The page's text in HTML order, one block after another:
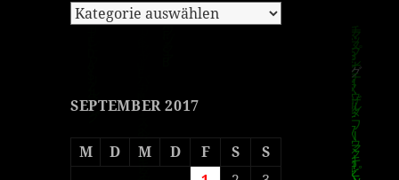
Kategorien
SEPTEMBER 2017
M D M D F S
S